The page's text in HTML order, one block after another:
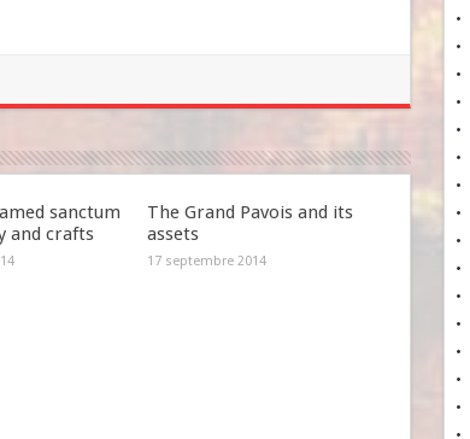
sanctum
and crafts
The Grand Pavois and its
assets
17 septembre 2014